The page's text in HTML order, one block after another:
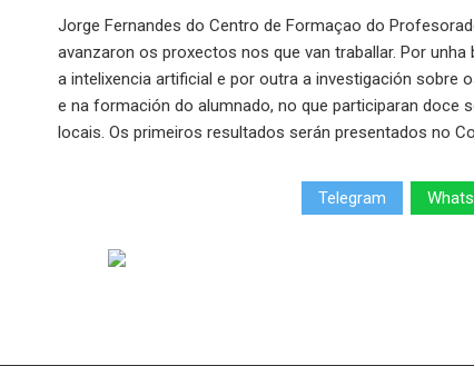
Jorge Fernandes do Centro de Formaçao do
avanzaron os proxectos nos que van traballar. Por
a intelixencia artificial e por outra a investigación sobre
e na formación do alumnado, no que participaran doce
locais. Os primeiros resultados serán presentados no
Telegram